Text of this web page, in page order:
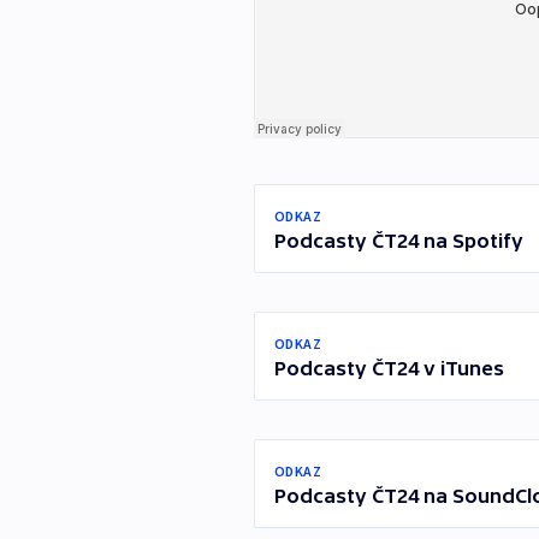
ODKAZ
Podcasty ČT24 na Spotify
ODKAZ
Podcasty ČT24 v iTunes
ODKAZ
Podcasty ČT24 na